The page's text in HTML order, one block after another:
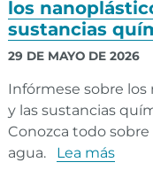
los
sustancias
29 DE MAYO DE 2026
Infórmese sobre los
y las sustancias
Conozca todo
agua.
Lea más